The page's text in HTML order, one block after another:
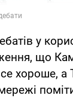
у
що
хороше, а